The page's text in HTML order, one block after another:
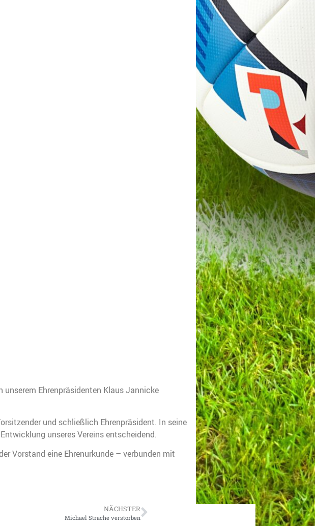
Ehrenpräsidenten Klaus Jannicke
und schließlich Ehrenpräsident. In seine
unseres Vereins entscheidend.
Vorstand eine Ehrenurkunde – verbunden mit
NÄCHSTER
Michael Strache verstorben